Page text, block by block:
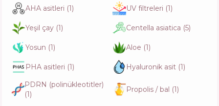
AHA asitleri (1) UV filtreleri (1)
Yeşil çay (1) Centella asiatica (5)
Yosun (1) Aloe (1)
PHA asitleri (1) Hyaluronik asit (1)
PDRN (polinükleotitler)
(1)
Propolis / bal (1)